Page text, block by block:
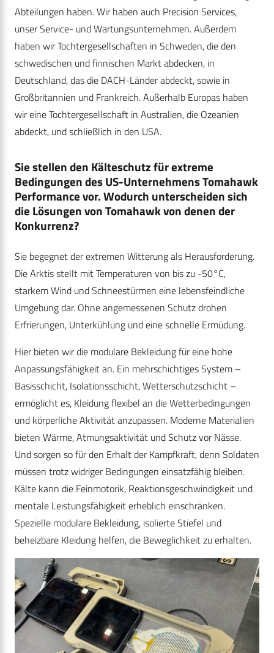
Abteilungen haben. Wir haben auch Precision Services,
unser Service- und Wartungsunternehmen. Außerdem
haben wir Tochtergesellschaften in Schweden, die den
schwedischen und finnischen Markt abdecken, in
Deutschland, das die DACH-Länder abdeckt, sowie in
Großbritannien und Frankreich. Außerhalb Europas haben
wir eine Tochtergesellschaft in Australien, die Ozeanien
abdeckt, und schließlich in den USA.
Sie stellen den Kälteschutz für extreme
Bedingungen des US-Unternehmens Tomahawk
Performance vor. Wodurch unterscheiden sich
die Lösungen von Tomahawk von denen der
Konkurrenz?
Sie begegnet der extremen Witterung als Herausforderung.
Die Arktis stellt mit Temperaturen von bis zu -50°C,
starkem Wind und Schneestürmen eine lebensfeindliche
Umgebung dar. Ohne angemessenen Schutz drohen
Erfrierungen, Unterkühlung und eine schnelle Ermüdung.
Hier bieten wir die modulare Bekleidung für eine hohe
Anpassungsfähigkeit an. Ein mehrschichtiges System –
Basisschicht, Isolationsschicht, Wetterschutzschicht –
ermöglicht es, Kleidung flexibel an die Wetterbedingungen
und körperliche Aktivität anzupassen. Moderne Materialien
bieten Wärme, Atmungsaktivität und Schutz vor Nässe.
Und sorgen so für den Erhalt der Kampfkraft, denn Soldaten
müssen trotz widriger Bedingungen einsatzfähig bleiben.
Kälte kann die Feinmotorik, Reaktionsgeschwindigkeit und
mentale Leistungsfähigkeit erheblich einschränken.
Spezielle modulare Bekleidung, isolierte Stiefel und
beheizbare Kleidung helfen, die Beweglichkeit zu erhalten.